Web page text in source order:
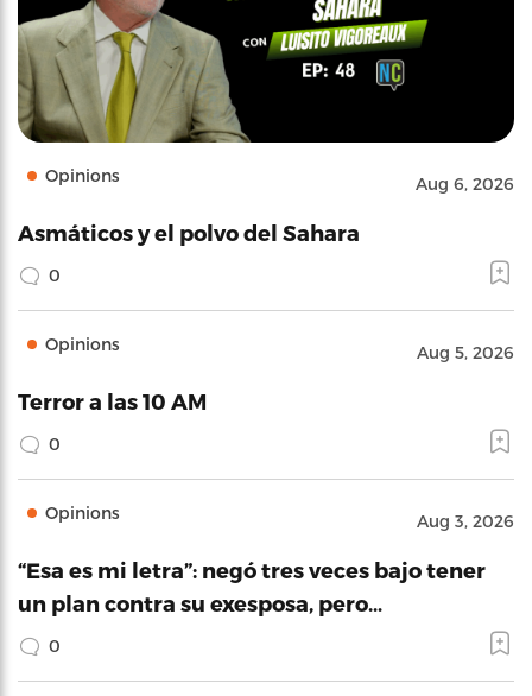
Opinions Aug 6, 2026
Asmáticos y el polvo del Sahara
0
Opinions Aug 5, 2026
Terror a las 10 AM
0
Opinions Aug 3, 2026
“Esa es mi letra”: negó tres veces bajo tener
un plan contra su exesposa, pero…
0